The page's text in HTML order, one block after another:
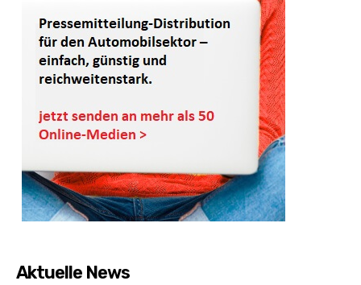
Aktuelle News